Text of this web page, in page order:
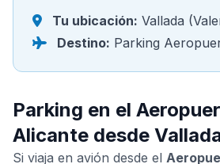
Tu ubicación: Vallada
Destino: Parking
Parking en el
Alicante desde
Si viaja en avión desde el